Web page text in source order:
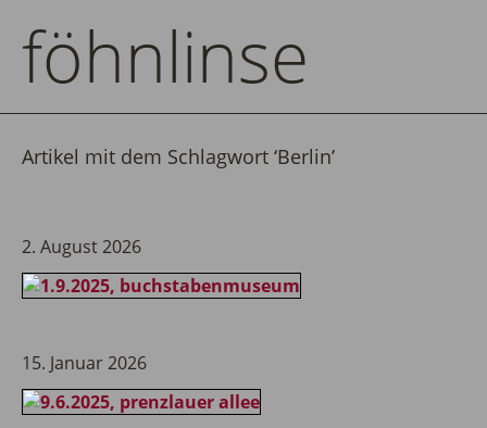
föhnlinse
Artikel mit dem Schlagwort ‘Berlin’
2. August 2026
15. Januar 2026